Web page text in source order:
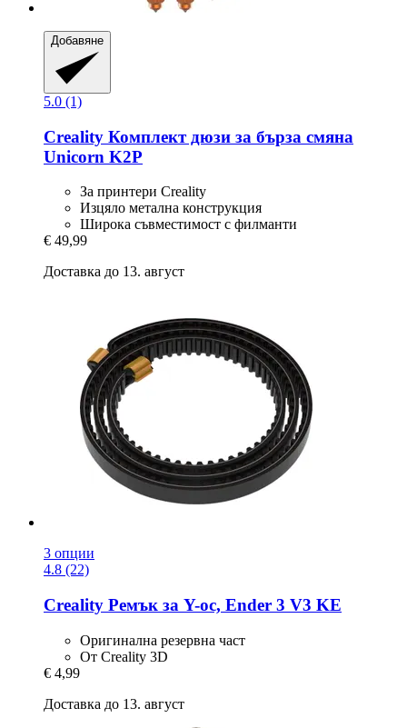
Добавяне
5.0 (1)
Creality Комплект дюзи за бърза смяна
Unicorn K2P
За принтери Creality
Изцяло метална конструкция
Широка съвместимост с филманти
€ 49,99
Доставка до 13. август
3 опции
4.8 (22)
Creality Ремък за Y-​ос, Ender 3 V3 KE
Оригинална резервна част
От Creality 3D
€ 4,99
Доставка до 13. август